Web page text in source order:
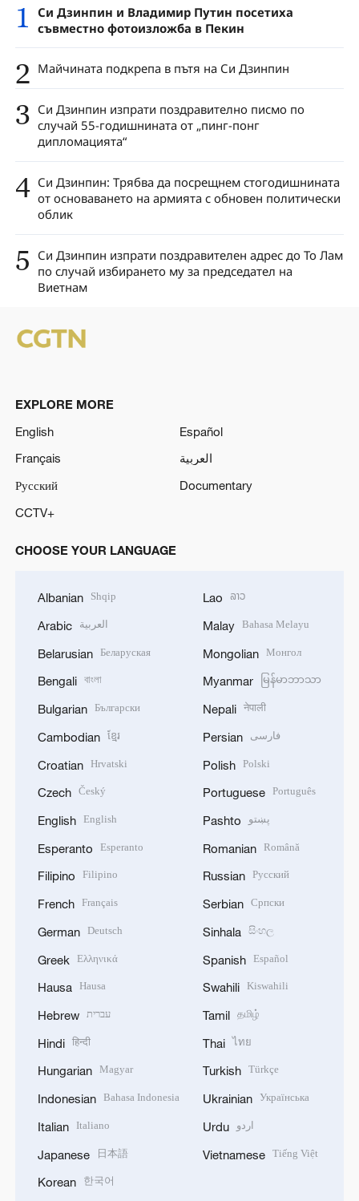
1
Си Дзинпин и Владимир Путин посетиха
съвместно фотоизложба в Пекин
2 Майчината подкрепа в пътя на Си Дзинпин
3 Си Дзинпин изпрати поздравително писмо по
случай 55-годишнината от „пинг-понг
дипломацията“
4 Си Дзинпин: Трябва да посрещнем стогодишнината
от основаването на армията с обновен политически
облик
5 Си Дзинпин изпрати поздравителен адрес до То Лам
по случай избирането му за председател на
Виетнам
EXPLORE MORE
English
Español
Français
العربية
Русский
Documentary
CCTV+
CHOOSE YOUR LANGUAGE
Albanian Shqip
Arabic العربية
Belarusian Беларуская
Bengali বাংলা
Bulgarian Български
Cambodian ខ្មែរ
Croatian Hrvatski
Czech Český
English English
Esperanto Esperanto
Filipino Filipino
French Français
German Deutsch
Greek Ελληνικά
Hausa Hausa
Hebrew עברית
Hindi हिन्दी
Hungarian Magyar
Indonesian Bahasa Indonesia
Italian Italiano
Japanese 日本語
Korean 한국어
Lao ລາວ
Malay Bahasa Melayu
Mongolian Монгол
Myanmar မြန်မာဘာသာ
Nepali नेपाली
Persian فارسی
Polish Polski
Portuguese Português
Pashto پښتو
Romanian Română
Russian Русский
Serbian Српски
Sinhala සිංහල
Spanish Español
Swahili Kiswahili
Tamil தமிழ்
Thai ไทย
Turkish Türkçe
Ukrainian Українська
Urdu اردو
Vietnamese Tiếng Việt